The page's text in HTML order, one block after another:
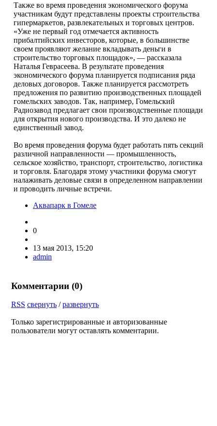
Также во время проведения экономического форума
участникам будут представлены проекты строительства
гипермаркетов, развлекательных и торговых центров.
«Уже не первый год отмечается активность
прибалтийских инвесторов, которые, в большинстве
своем проявляют желание вкладывать деньги в
строительство торговых площадок», — рассказала
Наталья Геврасеева. В результате проведения
экономического форума планируется подписания ряда
деловых договоров. Также планируется рассмотреть
предложения по развитию производственных площадей
гомельских заводов. Так, например, Гомельский
Радиозавод предлагает свои производственные площади
для открытия нового производства. И это далеко не
единственный завод.
Во время проведения форума будет работать пять секций
различной направленности — промышленность,
сельское хозяйство, транспорт, строительство, логистика
и торговля. Благодаря этому участники форума смогут
налаживать деловые связи в определенном направлении
и проводить личные встречи.
Аквапарк в Гомеле
0
13 мая 2013, 15:20
admin
Комментарии (0)
RSS свернуть /развернуть
Только зарегистрированные и авторизованные
пользователи могут оставлять комментарии.